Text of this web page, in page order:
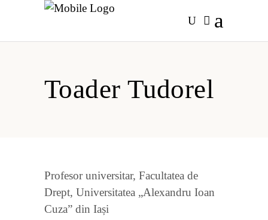
Toader Tudorel
Profesor universitar, Facultatea de
Drept, Universitatea „Alexandru Ioan
Cuza” din Iași